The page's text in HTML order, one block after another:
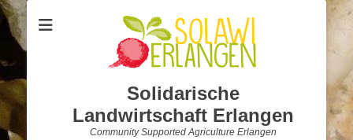
Solidarische
Landwirtschaft Erlangen
Community Supported Agriculture Erlangen